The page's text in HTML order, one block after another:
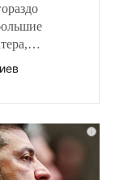
уже
Задача по